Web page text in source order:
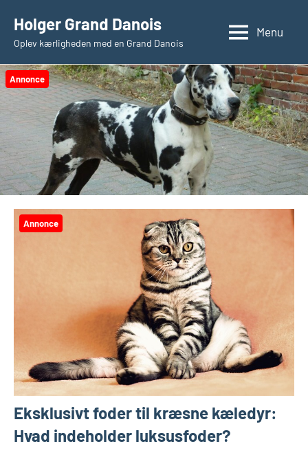
indhold
Holger Grand Danois
Oplev kærligheden med en Grand Danois
Menu
Annonce
Annonce
Eksklusivt foder til kræsne kæledyr:
Hvad indeholder luksusfoder?